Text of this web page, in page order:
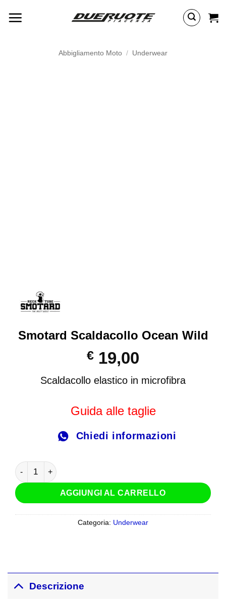
Abbigliamento Moto / Underwear
Smotard Scaldacollo Ocean Wild
€ 19,00
Scaldacollo elastico in microfibra
Guida alle taglie
Chiedi informazioni
Smotard Scaldacollo Ocean Wild quantità
AGGIUNGI AL CARRELLO
Categoria: Underwear
Descrizione